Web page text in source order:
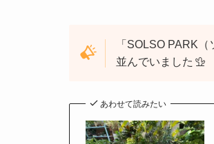
「SOLSO PARK
並んでいました
あわせて読みたい